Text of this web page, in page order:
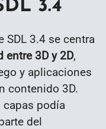
3.4
SDL 3.4 se centra
entre 3D y 2D,
y aplicaciones
contenido 3D.
capas podía
del